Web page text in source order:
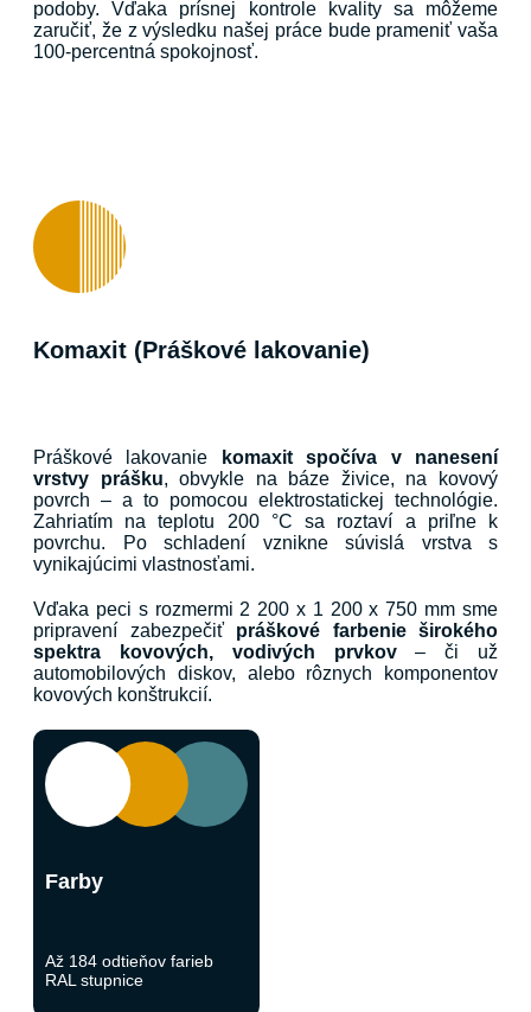
podoby. Vďaka prísnej kontrole kvality sa môžeme
zaručiť, že z výsledku našej práce bude prameniť vaša
100-percentná spokojnosť.
Komaxit (Práškové lakovanie)
Práškové lakovanie
komaxit spočíva v nanesení
vrstvy prášku, obvykle na báze živice, na kovový
povrch – a to pomocou elektrostatickej technológie.
Zahriatím na teplotu 200 °C sa roztaví a priľne k
povrchu. Po schladení vznikne súvislá vrstva s
vynikajúcimi vlastnosťami.
Vďaka peci s rozmermi 2 200 x 1 200 x 750 mm sme
pripravení zabezpečiť práškové farbenie širokého
spektra kovových, vodivých prvkov– či už
automobilových diskov, alebo rôznych komponentov
kovových konštrukcií.
Farby
Až 184 odtieňov farieb
RAL stupnice